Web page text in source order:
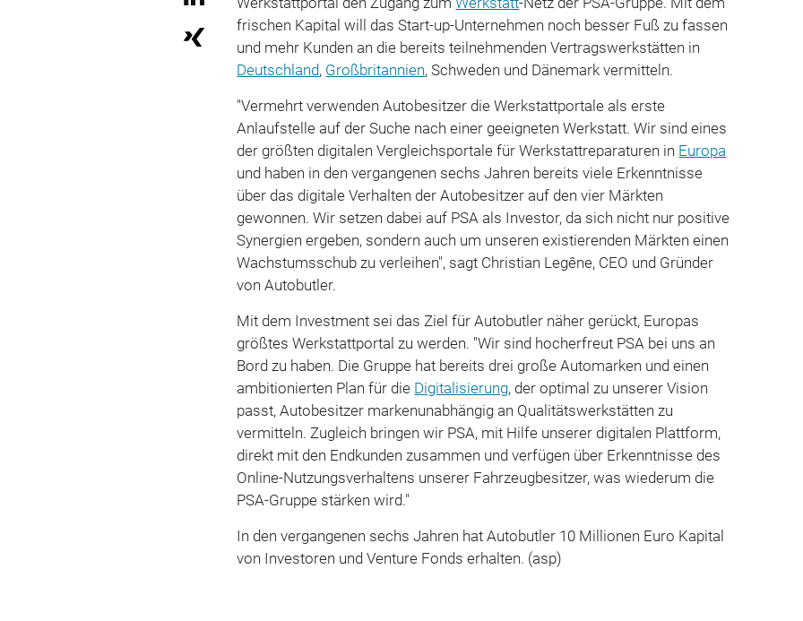
frischen Kapital will das Start-up-Unternehmen noch besser Fuß zu fassen
und mehr Kunden an die bereits teilnehmenden Vertragswerkstätten in
Deutschland, Großbritannien, Schweden und Dänemark vermitteln.
"Vermehrt verwenden Autobesitzer die Werkstattportale als erste
Anlaufstelle auf der Suche nach einer geeigneten Werkstatt. Wir sind eines
der größten digitalen Vergleichsportale für Werkstattreparaturen in Europa
und haben in den vergangenen sechs Jahren bereits viele Erkenntnisse
über das digitale Verhalten der Autobesitzer auf den vier Märkten
gewonnen. Wir setzen dabei auf PSA als Investor, da sich nicht nur positive
Synergien ergeben, sondern auch um unseren existierenden Märkten einen
Wachstumsschub zu verleihen", sagt Christian Legêne, CEO und Gründer
von Autobutler.
Mit dem Investment sei das Ziel für Autobutler näher gerückt, Europas
größtes Werkstattportal zu werden. "Wir sind hocherfreut PSA bei uns an
Bord zu haben. Die Gruppe hat bereits drei große Automarken und einen
ambitionierten Plan für die Digitalisierung, der optimal zu unserer Vision
passt, Autobesitzer markenunabhängig an Qualitätswerkstätten zu
vermitteln. Zugleich bringen wir PSA, mit Hilfe unserer digitalen Plattform,
direkt mit den Endkunden zusammen und verfügen über Erkenntnisse des
Online-Nutzungsverhaltens unserer Fahrzeugbesitzer, was wiederum die
PSA-Gruppe stärken wird."
In den vergangenen sechs Jahren hat Autobutler 10 Millionen Euro Kapital
von Investoren und Venture Fonds erhalten. (asp)